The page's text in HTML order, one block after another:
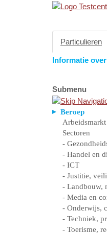
Particulieren
Informatie
Submenu
Beroep
Arbeidsmarkt
Sectoren
-
- Handel en
- ICT
- Justitie,
- Landbouw,
- Media en
- Onderwijs,
- Techniek,
- Toerisme,